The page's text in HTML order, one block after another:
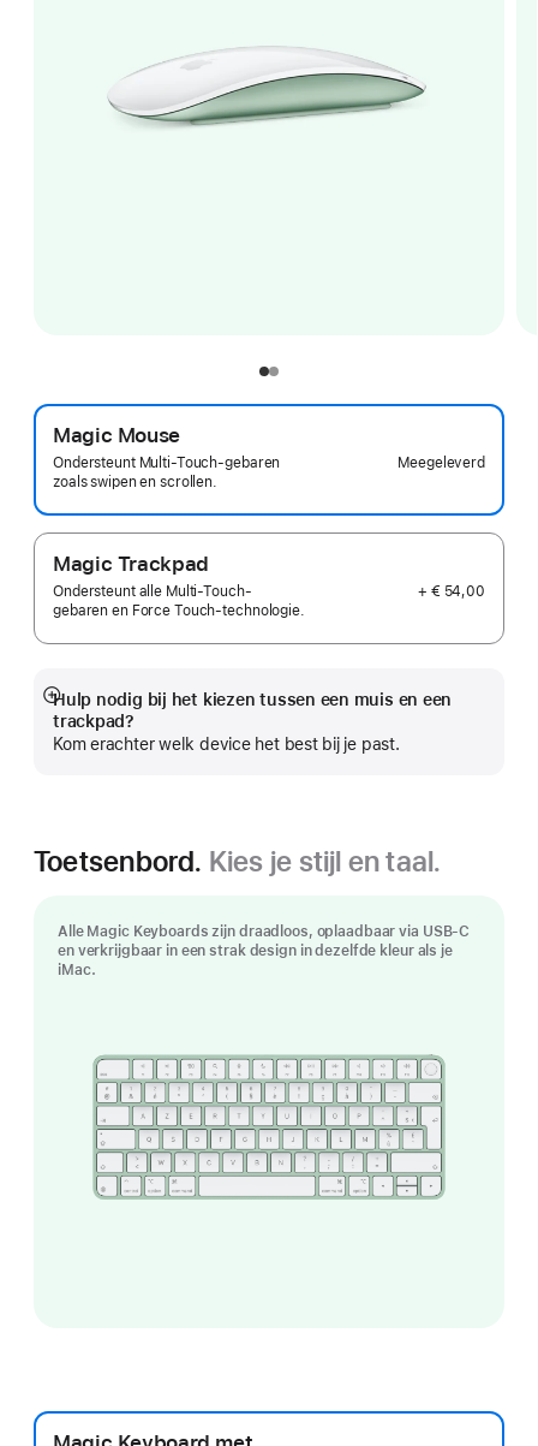
Magic Mouse
Ondersteunt Multi-Touch-gebaren
zoals swipen en scrollen.
Meegeleverd
Magic Trackpad
Ondersteunt alle Multi-Touch-
gebaren en Force Touch-technologie.
+ € 54,00
Hulp nodig bij het kiezen tussen een muis en een
trackpad?
Kom erachter welk device het best bij je past.
Meer
Toetsenbord. Kies je stijl en taal.
Alle Magic Keyboards zijn draadloos, oplaadbaar via USB‑C
en verkrijgbaar in een strak design in dezelfde kleur als je
iMac.